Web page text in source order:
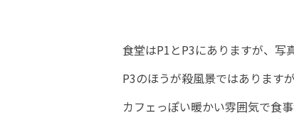
食堂はP1とP3にありますが、写
P3のほうが殺風景ではあります
カフェっぽい暖かい雰囲気で食事